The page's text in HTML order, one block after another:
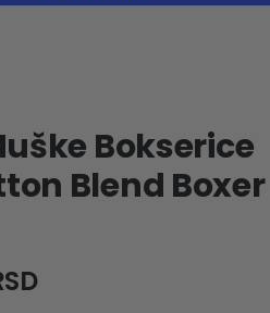
Bokserice
Blend Boxer
Current